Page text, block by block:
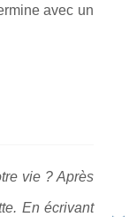
avec un
vie ? Après
En écrivant